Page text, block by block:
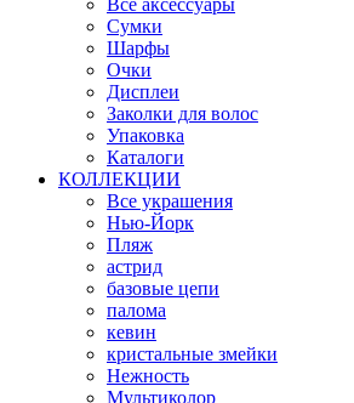
Все аксессуары
Сумки
Шарфы
Очки
Дисплеи
Заколки для волос
Упаковка
Каталоги
КОЛЛЕКЦИИ
Все украшения
Нью-Йорк
Пляж
астрид
базовые цепи
палома
кевин
кристальные змейки
Нежность
Мультиколор